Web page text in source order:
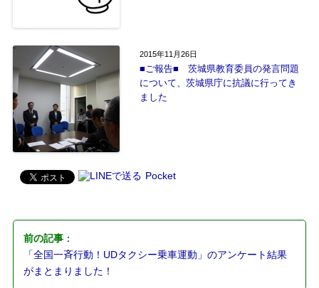
2015年11月26日
■ご報告■ 茨城県教育委員の発言問題
について、茨城県庁に抗議に行ってき
Pocket
前の記事：
「全国一斉行動！UDタクシー乗車運動」のアンケート結果
がまとまりました！